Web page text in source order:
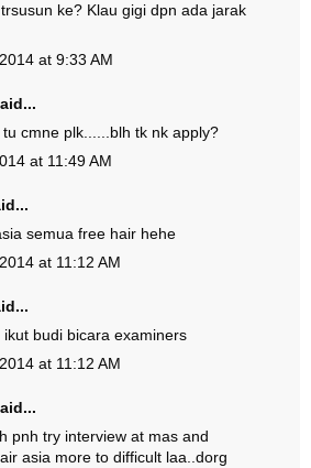
ke? Klau gigi dpn ada jarak
at 9:33 AM
cmne plk......blh tk nk apply?
at 11:49 AM
semua free hair hehe
at 11:12 AM
ikut budi bicara examiners
at 11:12 AM
pnh try interview at mas and
asia more to difficult laa..dorg